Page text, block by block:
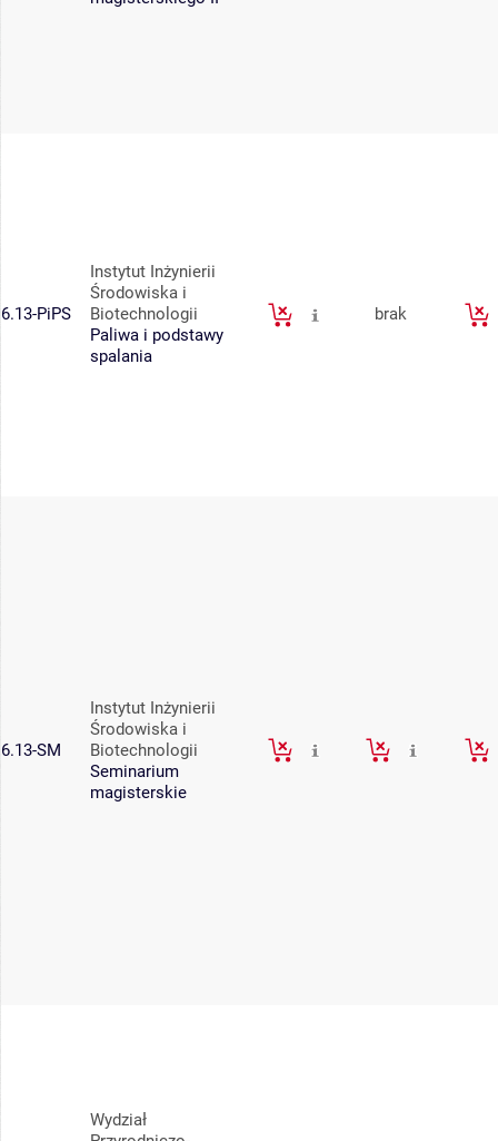
6.13-PiPS
Instytut Inżynierii
Środowiska i
Biotechnologii
Paliwa i podstawy
spalania
brak
6.13-SM
Instytut Inżynierii
Środowiska i
Biotechnologii
Seminarium
magisterskie
Wydział